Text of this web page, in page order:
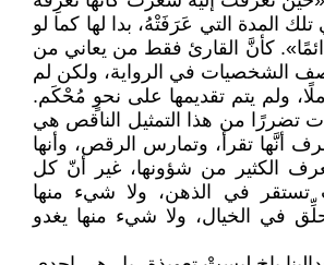
المدة التي عَرَفَتْهُ، بدا لها كما لو
كأنَّ القارئ فقط من يعاني من
الشخصيات في الرواية، ولكن لم
ولم يتم تقديمها على نحوٍ مُحْكَم.
تضررًا من هذا التمثيل الناقص هي
أنَّها تقرأ، وتمارس الرقص، وأنها
الكثير من شؤونها، غير أنّ كل
تستقر في الذهن، ولا شيء منها
في الخيال، ولا شيء منها يغدو